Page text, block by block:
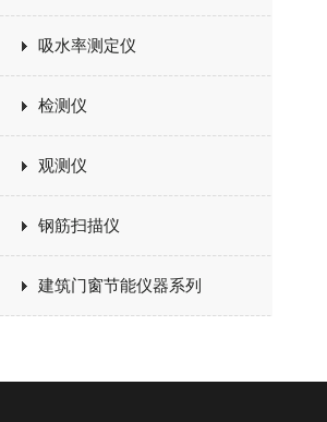
吸水率测定仪
检测仪
观测仪
钢筋扫描仪
建筑门窗节能仪器系列